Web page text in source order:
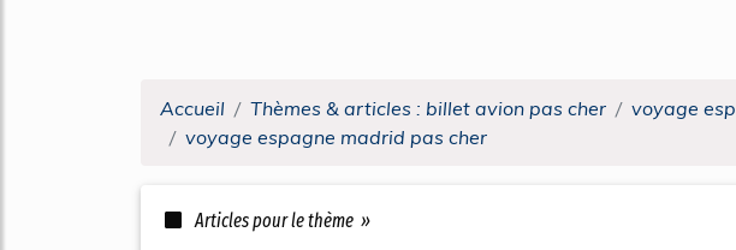
Accueil Thèmes & articles : billet avion pas cher
voyage
voyage espagne madrid pas cher
Articles pour le thème »